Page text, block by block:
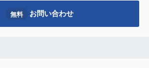
無料 お問い合わせ